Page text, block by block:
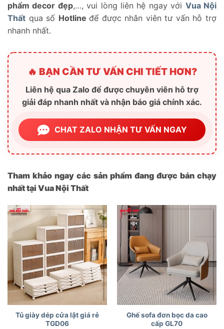
phẩm decor đẹp,…, vui lòng liên hệ ngay với Vua Nội
Thất qua số Hotlineđể được nhân viên tư vấn hỗ trợ
nhanh nhất.
🔥 BẠN CẦN TƯ VẤN CHI TIẾT HƠN?
Liên hệ qua Zalo để được chuyên viên hỗ trợ
giải đáp nhanh nhất và nhận báo giá chính xác.
CHAT ZALO NHẬN TƯ VẤN NGAY
Tham khảo ngay các sản phẩm đang được bán chạy
nhất tại Vua Nội Thất
Tủ giày dép cửa lật giá rẻ
TGD06
Ghế sofa đơn bọc da cao
cấp GL70